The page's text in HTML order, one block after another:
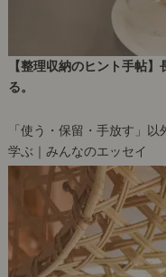
【整理収納のヒント手帖
る。
「使う・保留・手放す」以
学ぶ｜みんなのエッセイ